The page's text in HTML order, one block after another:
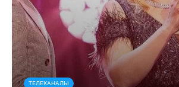
ТЕЛЕКАНАЛЫ